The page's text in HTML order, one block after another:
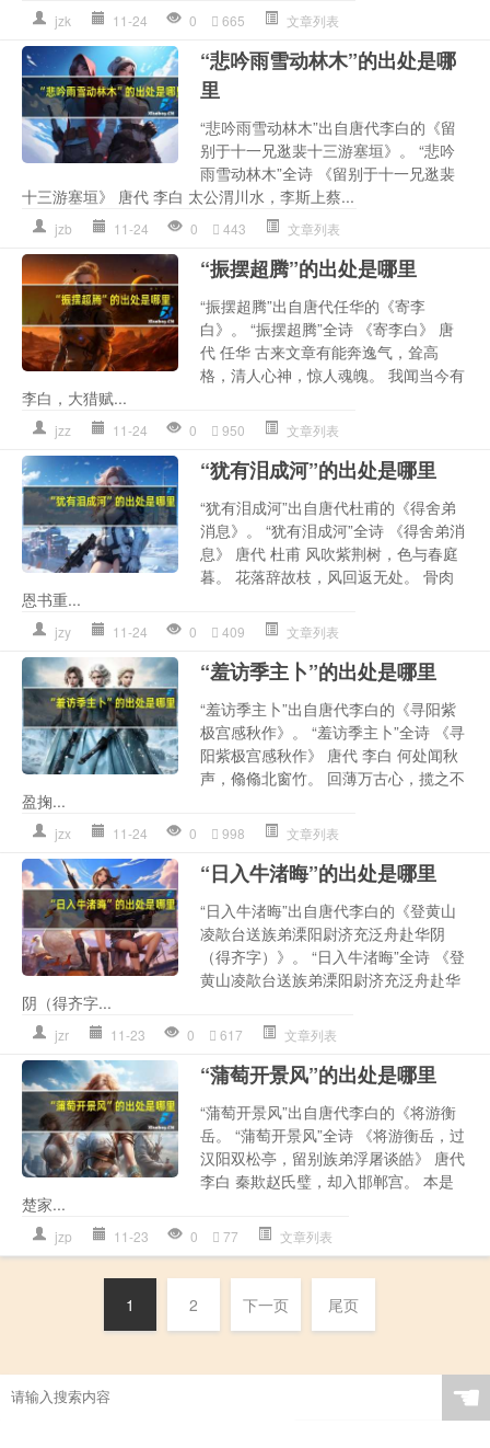
jzk 11-24 0 665 文章列表
“悲吟雨雪动林木”的出处是哪
里
“悲吟雨雪动林木”出自唐代李白的《留
别于十一兄逖裴十三游塞垣》。 “悲吟
雨雪动林木”全诗 《留别于十一兄逖裴
十三游塞垣》 唐代 李白 太公渭川水，李斯上蔡...
jzb 11-24 0 443 文章列表
“振摆超腾”的出处是哪里
“振摆超腾”出自唐代任华的《寄李
白》。 “振摆超腾”全诗 《寄李白》 唐
代 任华 古来文章有能奔逸气，耸高
格，清人心神，惊人魂魄。 我闻当今有
李白，大猎赋...
jzz 11-24 0 950 文章列表
“犹有泪成河”的出处是哪里
“犹有泪成河”出自唐代杜甫的《得舍弟
消息》。 “犹有泪成河”全诗 《得舍弟消
息》 唐代 杜甫 风吹紫荆树，色与春庭
暮。 花落辞故枝，风回返无处。 骨肉
恩书重...
jzy 11-24 0 409 文章列表
“羞访季主卜”的出处是哪里
“羞访季主卜”出自唐代李白的《寻阳紫
极宫感秋作》。 “羞访季主卜”全诗 《寻
阳紫极宫感秋作》 唐代 李白 何处闻秋
声，翛翛北窗竹。 回薄万古心，揽之不
盈掬...
jzx 11-24 0 998 文章列表
“日入牛渚晦”的出处是哪里
“日入牛渚晦”出自唐代李白的《登黄山
凌歊台送族弟溧阳尉济充泛舟赴华阴
（得齐字）》。 “日入牛渚晦”全诗 《登
黄山凌歊台送族弟溧阳尉济充泛舟赴华
阴（得齐字...
jzr 11-23 0 617 文章列表
“蒲萄开景风”的出处是哪里
“蒲萄开景风”出自唐代李白的《将游衡
岳。 “蒲萄开景风”全诗 《将游衡岳，过
汉阳双松亭，留别族弟浮屠谈皓》 唐代
李白 秦欺赵氏璧，却入邯郸宫。 本是
楚家...
jzp 11-23 0 77 文章列表
1 2 下一页 尾页
☚